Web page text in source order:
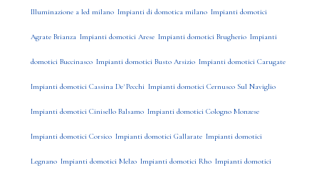
Illuminazione a led milano Impianti di domotica milano Impianti domotici
Agrate Brianza Impianti domotici Arese Impianti domotici Brugherio Impianti
domotici Buccinasco Impianti domotici Busto Arsizio Impianti domotici Carugate
Impianti domotici Cassina De' Pecchi Impianti domotici Cernusco Sul Naviglio
Impianti domotici Cinisello Balsamo Impianti domotici Cologno Monzese
Impianti domotici Corsico Impianti domotici Gallarate Impianti domotici
Legnano Impianti domotici Melzo Impianti domotici Rho Impianti domotici